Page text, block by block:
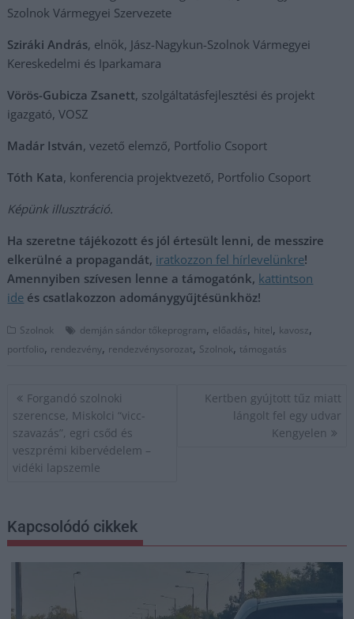
Szolnok Vármegyei Szervezete
Sziráki András, elnök, Jász-Nagykun-Szolnok Vármegyei
Kereskedelmi és Iparkamara
Vörös-Gubicza Zsanett, szolgáltatásfejlesztési és projekt
igazgató, VOSZ
Madár István, vezető elemző, Portfolio Csoport
Tóth Kata, konferencia projektvezető, Portfolio Csoport
Képünk illusztráció.
Ha szeretne tájékozott és jól értesült lenni, de messzire
elkerülné a propagandát, iratkozzon fel hírlevelünkre!
Amennyiben szívesen lenne a támogatónk, kattintson
ide és csatlakozzon adománygyűjtésünkhöz!
Szolnok demján sándor tőkeprogram, előadás, hitel, kavosz,
portfolio, rendezvény, rendezvénysorozat, Szolnok, támogatás
Bejegyzés
navigáció
Forgandó szolnoki
szerencse, Miskolci “vicc-
szavazás”, egri csőd és
veszprémi kibervédelem –
vidéki lapszemle
Kertben gyújtott tűz miatt
lángolt fel egy udvar
Kengyelen
Kapcsolódó cikkek